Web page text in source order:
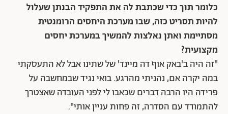
כלומר תוך כדי שכתבת לה את התפקיד הבנתן שעלול
להיות תסריט כזה, שבו מערכת היחסים הרומנטית
מסתיימת ואתן נאלצות להמשיך במערכת יחסים
מקצועית?
"זה היה ב'באק אוף דה מיינד' של שתינו אבל לא התעסקתי
במה יקרה אם, נהניתי מהרגע. בואי נגיד שבמחשבה על
פרידה היו הרבה דברים שכאבו לי לפני העובדה שאצטרך
להתמודד עם הסדרה, זה פחות עניין אותי".